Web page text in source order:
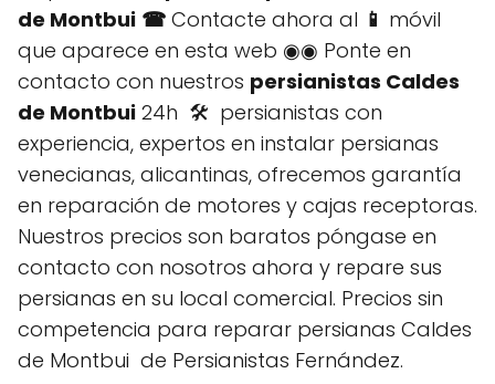
de Montbui ☎ Contacte ahora al 📱 móvil
que aparece en esta web ◉◉ Ponte en
contacto con nuestros persianistas Caldes
de Montbui 24h 🛠️ persianistas con
experiencia, expertos en instalar persianas
venecianas, alicantinas, ofrecemos garantía
en reparación de motores y cajas receptoras.
Nuestros precios son baratos póngase en
contacto con nosotros ahora y repare sus
persianas en su local comercial. Precios sin
competencia para reparar persianas Caldes
de Montbui de Persianistas Fernández.